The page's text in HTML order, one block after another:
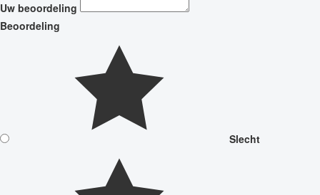
Uw beoordeling
Beoordeling
Slecht